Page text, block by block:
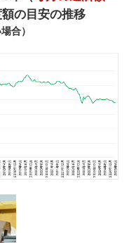
の目安の推移
合）